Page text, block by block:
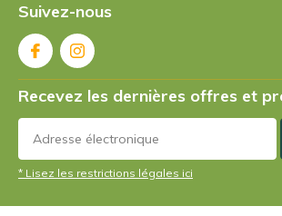
Suivez-nous
Recevez les dernières offres et
* Lisez les restrictions légales ici